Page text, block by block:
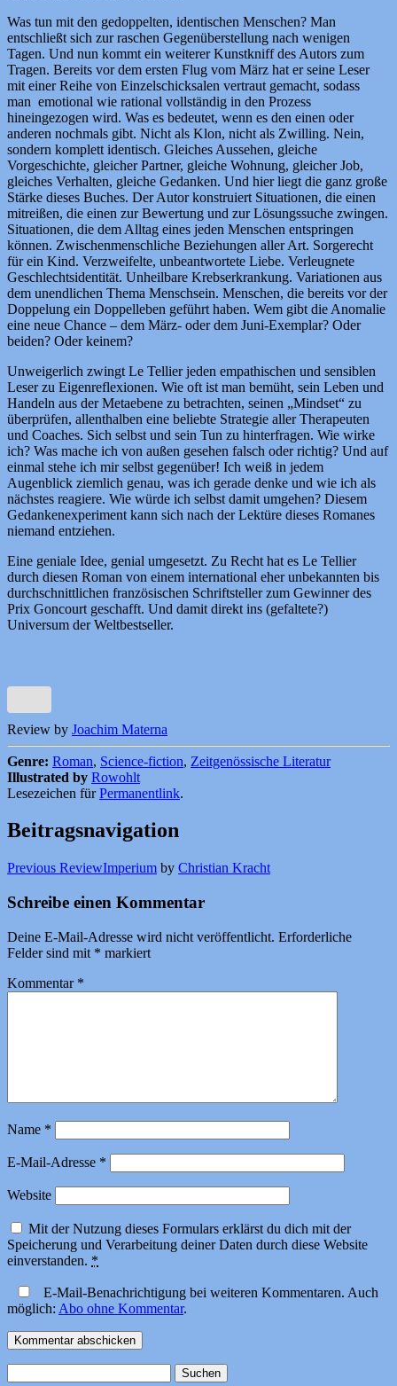
Was tun mit den gedoppelten, identischen Menschen? Man
entschließt sich zur raschen Gegenüberstellung nach wenigen
Tagen. Und nun kommt ein weiterer Kunstkniff des Autors zum
Tragen. Bereits vor dem ersten Flug vom März hat er seine Leser
mit einer Reihe von Einzelschicksalen vertraut gemacht, sodass
man emotional wie rational vollständig in den Prozess
hineingezogen wird. Was es bedeutet, wenn es den einen oder
anderen nochmals gibt. Nicht als Klon, nicht als Zwilling. Nein,
sondern komplett identisch. Gleiches Aussehen, gleiche
Vorgeschichte, gleicher Partner, gleiche Wohnung, gleicher Job,
gleiches Verhalten, gleiche Gedanken. Und hier liegt die ganz große
Stärke dieses Buches. Der Autor konstruiert Situationen, die einen
mitreißen, die einen zur Bewertung und zur Lösungssuche zwingen.
Situationen, die dem Alltag eines jeden Menschen entspringen
können. Zwischenmenschliche Beziehungen aller Art. Sorgerecht
für ein Kind. Verzweifelte, unbeantwortete Liebe. Verleugnete
Geschlechtsidentität. Unheilbare Krebserkrankung. Variationen aus
dem unendlichen Thema Menschsein. Menschen, die bereits vor der
Doppelung ein Doppelleben geführt haben. Wem gibt die Anomalie
eine neue Chance – dem März- oder dem Juni-Exemplar? Oder
beiden? Oder keinem?
Unweigerlich zwingt Le Tellier jeden empathischen und sensiblen
Leser zu Eigenreflexionen. Wie oft ist man bemüht, sein Leben und
Handeln aus der Metaebene zu betrachten, seinen „Mindset“ zu
überprüfen, allenthalben eine beliebte Strategie aller Therapeuten
und Coaches. Sich selbst und sein Tun zu hinterfragen. Wie wirke
ich? Was mache ich von außen gesehen falsch oder richtig? Und auf
einmal stehe ich mir selbst gegenüber! Ich weiß in jedem
Augenblick ziemlich genau, was ich gerade denke und wie ich als
nächstes reagiere. Wie würde ich selbst damit umgehen? Diesem
Gedankenexperiment kann sich nach der Lektüre dieses Romanes
niemand entziehen.
Eine geniale Idee, genial umgesetzt. Zu Recht hat es Le Tellier
durch diesen Roman von einem international eher unbekannten bis
durchschnittlichen französischen Schriftsteller zum Gewinner des
Prix Goncourt geschafft. Und damit direkt ins (gefaltete?)
Universum der Weltbestseller.
Review by Joachim Materna
Genre: Roman, Science-fiction, Zeitgenössische Literatur
Illustrated by Rowohlt
Lesezeichen fürPermanentlink.
Beitragsnavigation
Previous ReviewImperium by Christian Kracht
Schreibe einen Kommentar
Deine E-Mail-Adresse wird nicht veröffentlicht. Erforderliche
Felder sind mit * markiert
Kommentar *
Name *
E-Mail-Adresse *
Website
Mit der Nutzung dieses Formulars erklärst du dich mit der
Speicherung und Verarbeitung deiner Daten durch diese Website
einverstanden. *
E-Mail-Benachrichtigung bei weiteren Kommentaren. Auch
möglich: Abo ohne Kommentar.